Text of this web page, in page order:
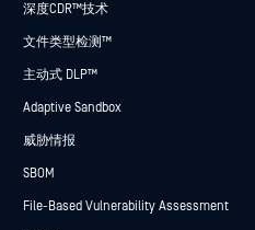
深度CDR™技术
文件类型检测™
主动式 DLP™
Adaptive Sandbox
威胁情报
SBOM
File-Based Vulnerability Assessment